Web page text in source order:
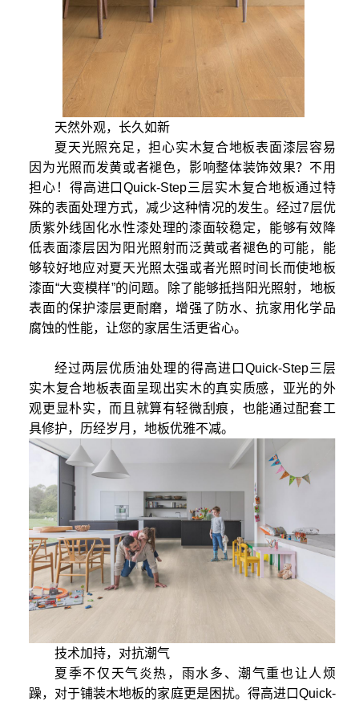
天然外观，长久如新
夏天光照充足，担心实木复合地板表面漆层容易
因为光照而发黄或者褪色，影响整体装饰效果？不用
担心！得高进口Quick-Step三层实木复合地板通过特
殊的表面处理方式，减少这种情况的发生。经过7层优
质紫外线固化水性漆处理的漆面较稳定，能够有效降
低表面漆层因为阳光照射而泛黄或者褪色的可能，能
够较好地应对夏天光照太强或者光照时间长而使地板
漆面“大变模样”的问题。除了能够抵挡阳光照射，地板
表面的保护漆层更耐磨，增强了防水、抗家用化学品
腐蚀的性能，让您的家居生活更省心。
经过两层优质油处理的得高进口Quick-Step三层
实木复合地板表面呈现出实木的真实质感，亚光的外
观更显朴实，而且就算有轻微刮痕，也能通过配套工
具修护，历经岁月，地板优雅不减。
技术加持，对抗潮气
夏季不仅天气炎热，雨水多、潮气重也让人烦
躁，对于铺装木地板的家庭更是困扰。得高进口Quick-